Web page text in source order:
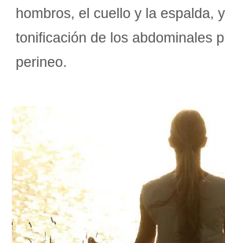
hombros, el cuello y la espalda,
tonificación de los abdominales
perineo.